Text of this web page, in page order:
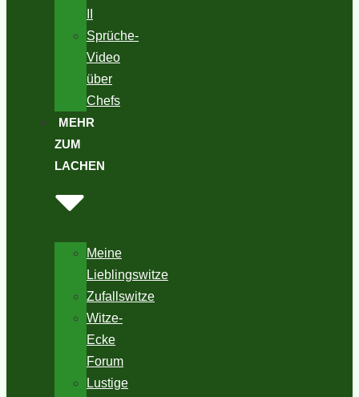
Sprüche-
Video
über
Chefs
MEHR
ZUM
LACHEN
Meine
Lieblingswitze
Zufallswitze
Witze-
Ecke
Forum
Lustige